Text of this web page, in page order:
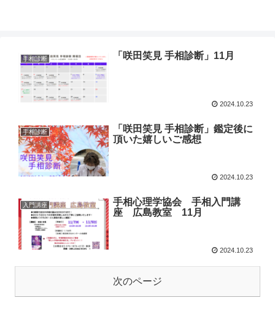
手相診断 「咲田笑見 手相診断」11月
2024.10.23
手相診断
「咲田笑見 手相診断」鑑定後に
頂いた嬉しいご感想
2024.10.23
入門講座
手相心理学協会 手相入門講
座 広島教室 11月
2024.10.23
次のページ